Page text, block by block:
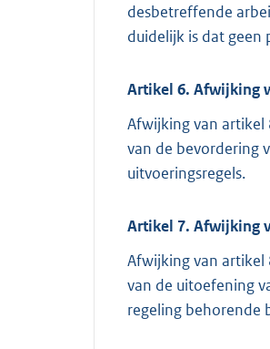
desbetreffende
duidelijk is dat geen
Artikel 6. Afwijking
Afwijking van artikel
van de bevordering
uitvoeringsregels.
Artikel 7. Afwijking
Afwijking van artikel
van de uitoefening
regeling behorende